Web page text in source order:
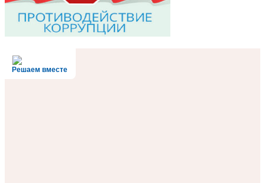
Решаем вместе